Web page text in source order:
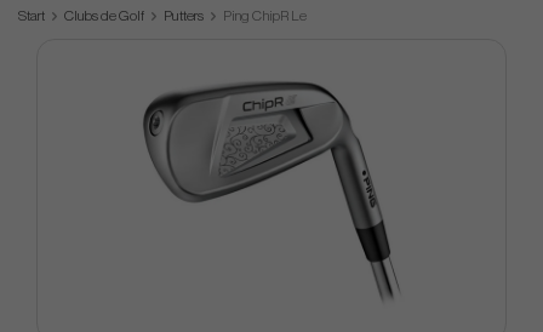
Start Clubs de Golf Putters Ping ChipR Le